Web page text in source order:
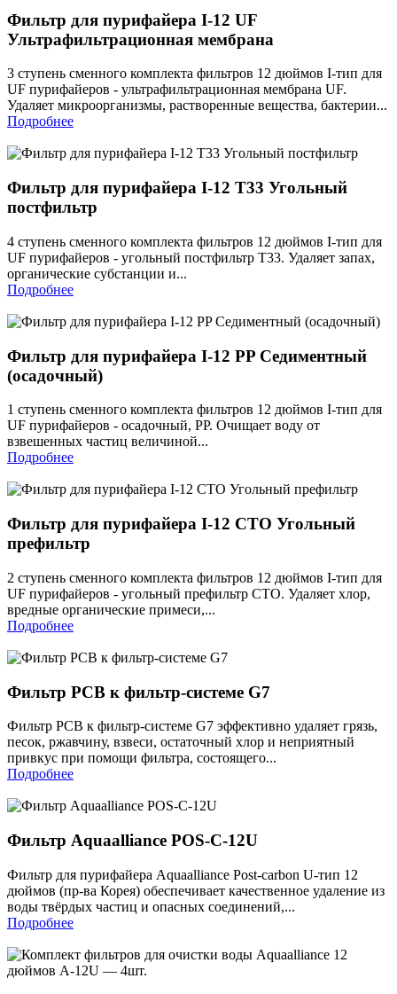
Фильтр для пурифайера I-12 UF
Ультрафильтрационная мембрана
3 ступень сменного комплекта фильтров 12 дюймов I-тип для
UF пурифайеров - ультрафильтрационная мембрана UF.
Удаляет микроорганизмы, растворенные вещества, бактерии...
Подробнее
Фильтр для пурифайера I-12 T33 Угольный
постфильтр
4 ступень сменного комплекта фильтров 12 дюймов I-тип для
UF пурифайеров - угольный постфильтр T33. Удаляет запах,
органические субстанции и...
Подробнее
Фильтр для пурифайера I-12 PP Седиментный
(осадочный)
1 ступень сменного комплекта фильтров 12 дюймов I-тип для
UF пурифайеров - осадочный, PP. Очищает воду от
взвешенных частиц величиной...
Подробнее
Фильтр для пурифайера I-12 CTO Угольный
префильтр
2 ступень сменного комплекта фильтров 12 дюймов I-тип для
UF пурифайеров - угольный префильтр CTO. Удаляет хлор,
вредные органические примеси,...
Подробнее
Фильтр PCB к фильтр-системе G7
Фильтр PCB к фильтр-системе G7 эффективно удаляет грязь,
песок, ржавчину, взвеси, остаточный хлор и неприятный
привкус при помощи фильтра, состоящего...
Подробнее
Фильтр Aquaalliance POS-С-12U
Фильтр для пурифайера Aquaalliance Post-carbon U-тип 12
дюймов (пр-ва Корея) обеспечивает качественное удаление из
воды твёрдых частиц и опасных соединений,...
Подробнее